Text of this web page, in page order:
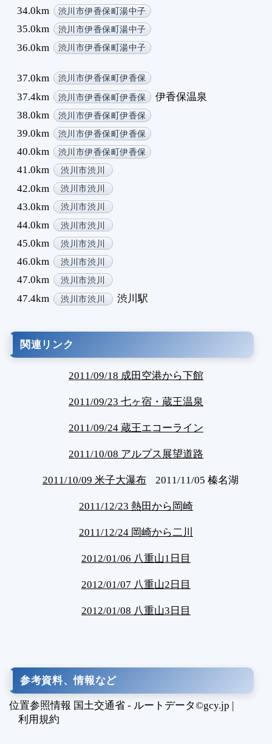
34.0km 渋川市伊香保町湯中子
35.0km 渋川市伊香保町湯中子
36.0km 渋川市伊香保町湯中子
37.0km 渋川市伊香保町伊香保
37.4km 渋川市伊香保町伊香保
伊香保温泉
38.0km
渋川市伊香保町伊香保
39.0km 渋川市伊香保町伊香保
40.0km 渋川市伊香保町伊香保
41.0km 渋川市渋川
42.0km 渋川市渋川
43.0km 渋川市渋川
44.0km 渋川市渋川
45.0km 渋川市渋川
46.0km 渋川市渋川
47.0km 渋川市渋川
47.4km 渋川市渋川 渋川駅
関連リンク
2011/09/18 成田空港から下館
2011/09/23 七ヶ宿・蔵王温泉
2011/09/24 蔵王エコーライン
2011/10/08 アルプス展望道路
2011/10/09 米子大瀑布 2011/11/05 榛名湖
2011/12/23 熱田から岡崎
2011/12/24 岡崎から二川
2012/01/06 八重山1日目
2012/01/07 八重山2日目
2012/01/08 八重山3日目
参考資料、情報など
位置参照情報 国土交通省 - ルートデータ©gcy.jp |
利用規約